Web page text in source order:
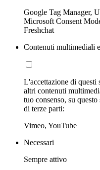
Google Tag Manager,
Microsoft Consent
Freshchat
Contenuti multimediali
L'accettazione di questi
altri contenuti
tuo consenso, su
di terze parti:
Vimeo, YouTube
Necessari
Sempre attivo